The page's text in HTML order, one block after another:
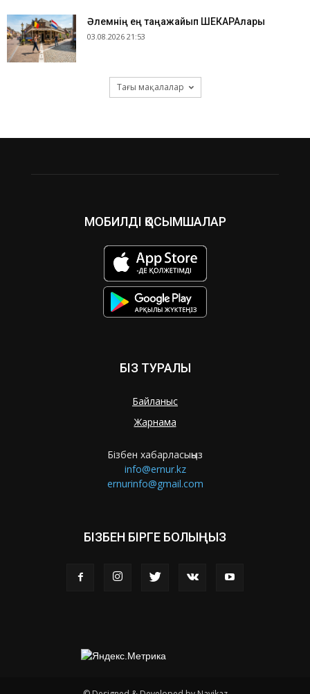
​Әлемнің ең таңғажайып ШЕКАРАлары
03.08.2026 21:53
Тағы мақалалар
МОБИЛДІ ҚОСЫМШАЛАР
БІЗ ТУРАЛЫ
Байланыс
Жарнама
Бізбен хабарласыңыз
info@ernur.kz
ernurinfo@gmail.com
БІЗБЕН БІРГЕ БОЛЫҢЫЗ